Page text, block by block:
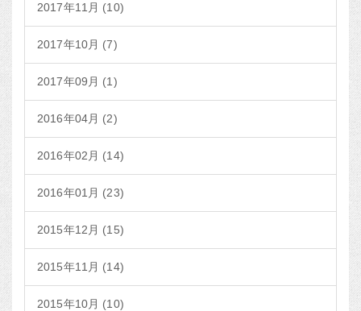
2017年11月 (10)
2017年10月 (7)
2017年09月 (1)
2016年04月 (2)
2016年02月 (14)
2016年01月 (23)
2015年12月 (15)
2015年11月 (14)
2015年10月 (10)